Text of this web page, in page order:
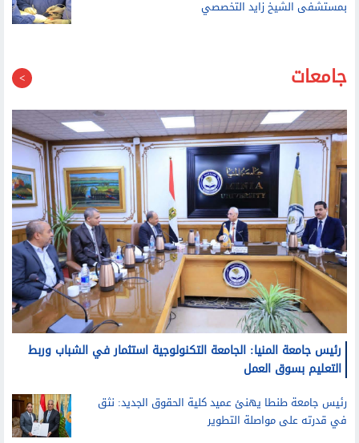
رئيس جامعة المنيا: الجامعة التكنولوجية استثمار في الشباب وربط
التعليم بسوق العمل
رئيس جامعة طنطا يهنئ عميد كلية الحقوق الجديد: نثق
في قدرته على مواصلة التطوير